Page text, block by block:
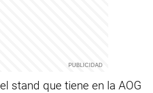
stand que tiene en la AOG